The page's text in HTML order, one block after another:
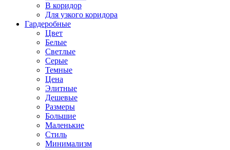
В коридор
Для узкого коридора
Гардеробные
Цвет
Белые
Светлые
Серые
Темные
Цена
Элитные
Дешевые
Размеры
Большие
Маленькие
Стиль
Минимализм